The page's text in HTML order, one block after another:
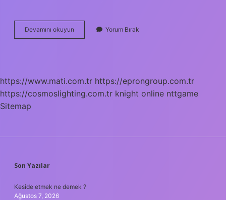
Devamını okuyun Öksüren
Kişinin
Yorum Bırak
https://www.mati.com.tr https://eprongroup.com.tr
https://cosmoslighting.com.tr knight online nttgame
Sitemap
SIDEBAR
Son Yazılar
Keside etmek ne demek ?
Ağustos 7, 2026